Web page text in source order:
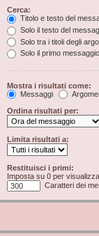
Cerca:
Titolo e testo del
Solo il testo del
Solo tra i titoli degli
Solo il primo
Mostra i risultati come:
Messaggi
Ordina risultati per:
Limita risultati a:
Restituisci i primi:
Imposta su 0 per
Caratteri dei